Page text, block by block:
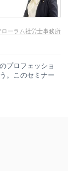
ローラム社労士事務所
プロフェッショ
。このセミナー